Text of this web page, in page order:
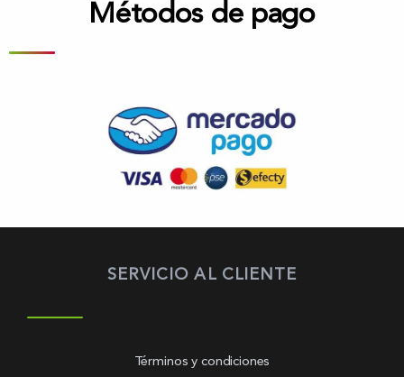
Métodos de pago
SERVICIO AL CLIENTE
Términos y condiciones